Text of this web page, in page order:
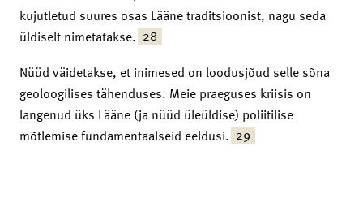
kujutletud suures osas Lääne traditsioonist, nagu seda
üldiselt nimetatakse. 28
Nüüd väidetakse, et inimesed on loodusjõud selle sõna
geoloogilises tähenduses. Meie praeguses kriisis on
langenud üks Lääne (ja nüüd üleüldise) poliitilise
mõtlemise fundamentaalseid eeldusi. 29